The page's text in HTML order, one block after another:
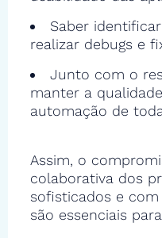
Saber
realizar debugs e
Junto com o
manter a
automação de
Assim, o
colaborativa dos
sofisticados e
são essenciais